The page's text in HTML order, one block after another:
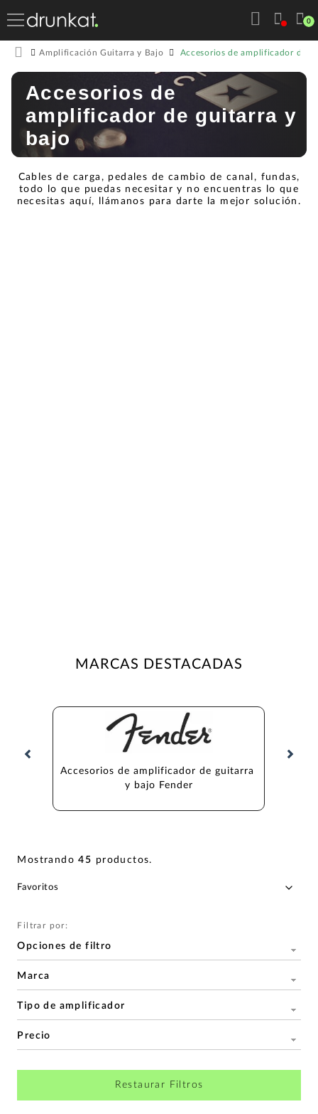
0
Amplificación Guitarra y Bajo Accesorios de amplificador de
Accesorios de
amplificador de guitarra y
bajo
Cables de carga, pedales de cambio de canal, fundas,
todo lo que puedas necesitar y no encuentras lo que
necesitas aquí, llámanos para darte la mejor solución.
MARCAS DESTACADAS
Accesorios de amplificador de guitarra
y bajo Fender
Mostrando45 productos.
Filtrar por:
Opciones de filtro
Marca
Tipo de amplificador
Precio
Restaurar Filtros